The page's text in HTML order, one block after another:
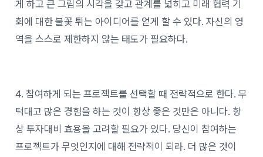
게 하고 큰 그림의 시각을 갖고 관계를 넓히고 미래 협력 기
회에 대한 불꽃 튀는 아이디어를 얻게 할 수 있다. 자신의 영
역을 스스로 제한하지 않는 태도가 필요하다.
4. 참여하게 되는 프로젝트를 선택할 때 전략적으로 한다. 무
턱대고 많은 경험을 하는 것이 항상 좋은 것만은 아니다. 항
상 투자대비 효용을 고려할 필요가 있다. 당신이 참여하는
프로젝트가 무엇인지에 대해 전략적이 되라. 더 많은 것이